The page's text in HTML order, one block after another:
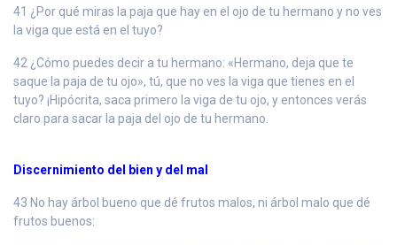
41 ¿Por qué miras la paja que hay en el ojo de tu hermano y no ves
la viga que está en el tuyo?
42 ¿Cómo puedes decir a tu hermano: «Hermano, deja que te
saque la paja de tu ojo», tú, que no ves la viga que tienes en el
tuyo? ¡Hipócrita, saca primero la viga de tu ojo, y entonces verás
claro para sacar la paja del ojo de tu hermano.
Discernimiento del bien y del mal
43 No hay árbol bueno que dé frutos malos, ni árbol malo que dé
frutos buenos: